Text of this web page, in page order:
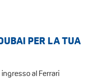
PER LA TUA
al Ferrari